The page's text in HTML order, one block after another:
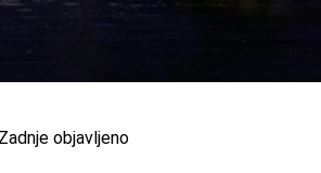
objavljeno